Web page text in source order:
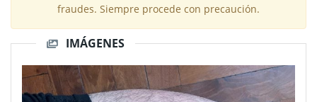
fraudes. Siempre procede con precaución.
IMÁGENES